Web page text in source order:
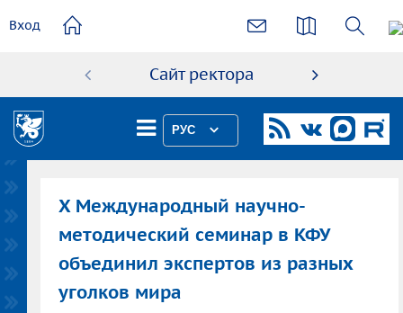
содержанию
Вход
Сайт ректора
РУС
X Международный научно-
методический семинар в КФУ
объединил экспертов из разных
уголков мира